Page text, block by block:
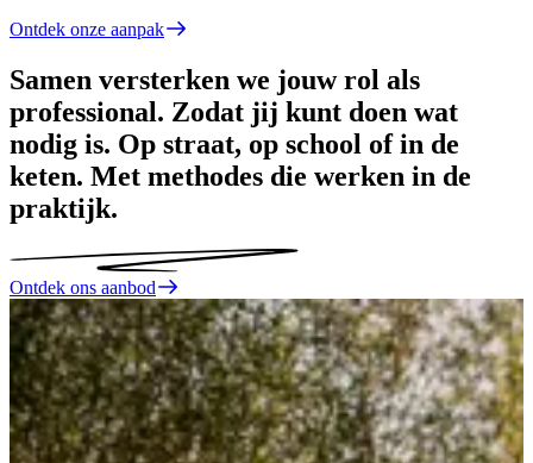
Ontdek onze aanpak
Samen versterken we jouw rol als
professional. Zodat jij kunt doen wat
nodig is. Op straat, op school of in de
keten. Met methodes die werken in de
praktijk.
Ontdek ons aanbod